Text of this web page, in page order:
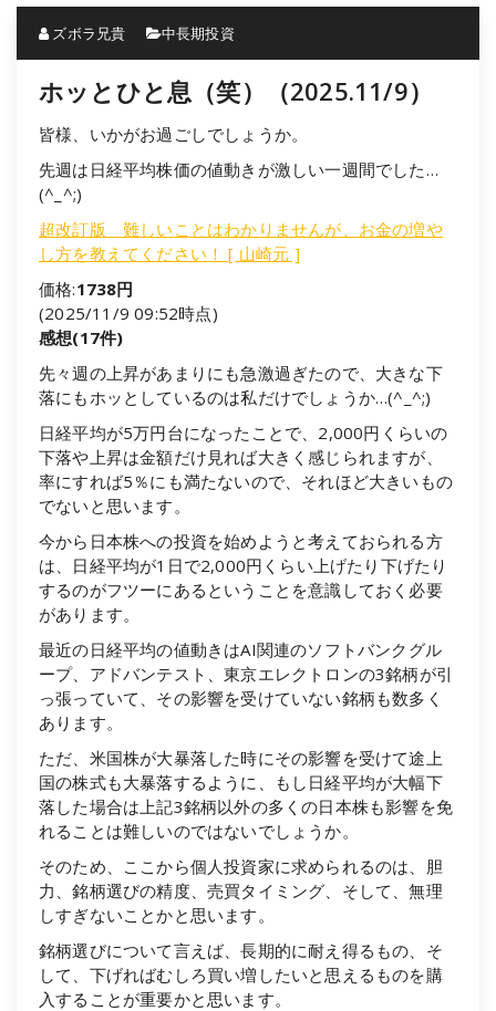
ズボラ兄貴 中長期投資
ホッとひと息（笑）（2025.11/9）
皆様、いかがお過ごしでしょうか。
先週は日経平均株価の値動きが激しい一週間でした…
(^_^;)
超改訂版 難しいことはわかりませんが、お金の増や
し方を教えてください！ [ 山崎元 ]
価格:1738円
(2025/11/9 09:52時点)
感想(17件)
先々週の上昇があまりにも急激過ぎたので、大きな下
落にもホッとしているのは私だけでしょうか…(^_^;)
日経平均が5万円台になったことで、2,000円くらいの
下落や上昇は金額だけ見れば大きく感じられますが、
率にすれば5％にも満たないので、それほど大きいもの
でないと思います。
今から日本株への投資を始めようと考えておられる方
は、日経平均が1日で2,000円くらい上げたり下げたり
するのがフツーにあるということを意識しておく必要
があります。
最近の日経平均の値動きはAI関連のソフトバンクグル
ープ、アドバンテスト、東京エレクトロンの3銘柄が引
っ張っていて、その影響を受けていない銘柄も数多く
あります。
ただ、米国株が大暴落した時にその影響を受けて途上
国の株式も大暴落するように、もし日経平均が大幅下
落した場合は上記3銘柄以外の多くの日本株も影響を免
れることは難しいのではないでしょうか。
そのため、ここから個人投資家に求められるのは、胆
力、銘柄選びの精度、売買タイミング、そして、無理
しすぎないことかと思います。
銘柄選びについて言えば、長期的に耐え得るもの、そ
して、下げればむしろ買い増したいと思えるものを購
入することが重要かと思います。